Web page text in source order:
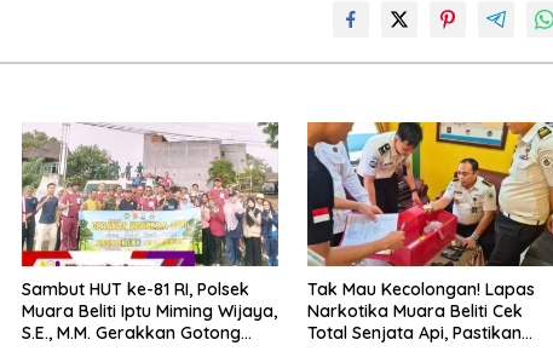
Sambut HUT ke-81 RI, Polsek
Muara Beliti Iptu Miming Wijaya,
S.E., M.M. Gerakkan Gotong
Tak Mau Kecolongan! Lapas
Narkotika Muara Beliti Cek
Total Senjata Api, Pastikan